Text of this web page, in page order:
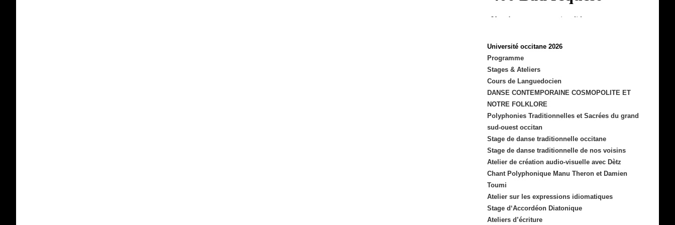
Université occitane 2026
Programme
Stages & Ateliers
Cours de Languedocien
DANSE CONTEMPORAINE COSMOPOLITE ET
NOTRE FOLKLORE
Polyphonies Traditionnelles et Sacrées du grand
sud-ouest occitan
Stage de danse traditionnelle occitane
Stage de danse traditionnelle de nos voisins
Atelier de création audio-visuelle avec Dètz
Chant Polyphonique Manu Theron et Damien
Toumi
Atelier sur les expressions idiomatiques
Stage d‘Accordéon Diatonique
Ateliers d’écriture